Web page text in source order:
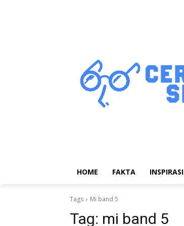
HOME FAKTA INSPIRASI
Tags Mi band 5
Tag: mi band 5